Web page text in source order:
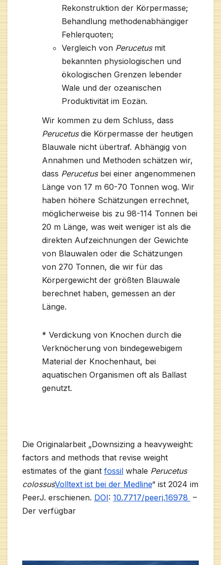
Rekonstruktion der Körpermasse;
Behandlung methodenabhängiger
Fehlerquoten;
Vergleich von Perucetusmit
bekannten physiologischen und
ökologischen Grenzen lebender
Wale und der ozeanischen
Produktivität im Eozän.
Wir kommen zu dem Schluss, dass
Perucetusdie Körpermasse der heutigen
Blauwale nicht übertraf. Abhängig von
Annahmen und Methoden schätzen wir,
dass Perucetusbei einer angenommenen
Länge von 17 m 60-70 Tonnen wog. Wir
haben höhere Schätzungen errechnet,
möglicherweise bis zu 98-114 Tonnen bei
20 m Länge, was weit weniger ist als die
direkten Aufzeichnungen der Gewichte
von Blauwalen oder die Schätzungen
von 270 Tonnen, die wir für das
Körpergewicht der größten Blauwale
berechnet haben, gemessen an der
Länge.
* Verdickung von Knochen durch die
Verknöcherung von bindegewebigem
Material der Knochenhaut, bei
aquatischen Organismen oft als Ballast
genutzt.
Die Originalarbeit „Downsizing a heavyweight:
factors and methods that revise weight
estimates of the giant fossil whale Perucetus
colossusVolltext ist bei der Medline“ ist 2024 im
PeerJ. erschienen. DOI: 10.7717/peerj.16978 –
Der verfügbar